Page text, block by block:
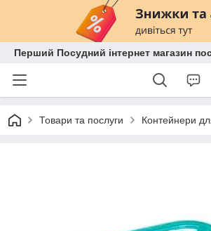
Перший Посудний інтернет магазин
Товари та послуги Контейнери